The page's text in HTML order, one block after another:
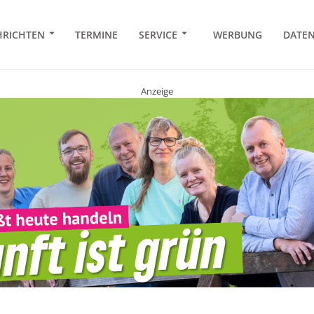
TERMINE SERVICE WERBUNG
Anzeige